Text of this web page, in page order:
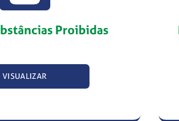
Proibidas
VISUALIZAR